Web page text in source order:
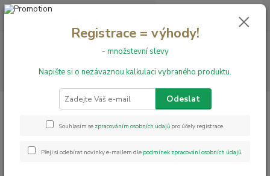
Hledat
+420 731 199 591 0,00 Kč
PVC podlahy Texline PVC Gerflor Texline 0476 - Noma Miel
PVC Gerflor Texline 0476 - Noma
Miel
Registrace = výhody!
- množstevní slevy
Napište si o nezávaznou kalkulaci vybraného produktu.
Odeslat
Souhlasím se zpracováním osobních údajů pro účely registrace.
Přeji si odebírat novinky e-mailem dle podmínek zpracování osobních údajů.